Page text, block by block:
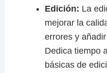
Edición: La
mejorar la
errores y
Dedica tiempo
básicas de